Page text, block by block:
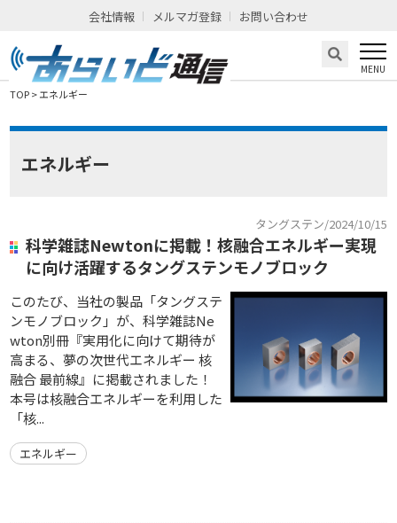
会社情報 メルマガ登録 お問い合わせ
TOP>エネルギー
エネルギー
タングステン/2024/10/15
科学雑誌Newtonに掲載！核融合エネルギー実現
に向け活躍するタングステンモノブロック
このたび、当社の製品「タングステ
ンモノブロック」が、科学雑誌Ne
wton別冊『実用化に向けて期待が
高まる、夢の次世代エネルギー 核
融合 最前線』に掲載されました！
本号は核融合エネルギーを利用した
「核...
エネルギー